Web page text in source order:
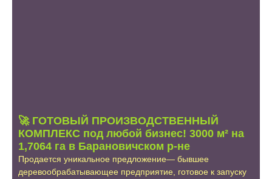
🚀 ГОТОВЫЙ ПРОИЗВОДСТВЕННЫЙ
КОМПЛЕКС под любой бизнес! 3000 м² на
1,7064 га в Барановичском р-не
Продается уникальное предложение— бывшее
деревообрабатывающее предприятие, готовое к запуску